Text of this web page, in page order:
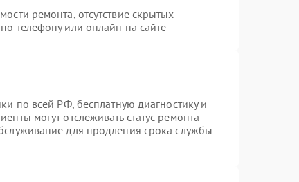
ремонта, отсутствие скрытых
телефону или онлайн на сайте
по всей РФ, бесплатную диагностику и
могут отслеживать статус ремонта
для продления срока службы